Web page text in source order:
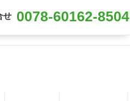
せ 0078-60162-8504